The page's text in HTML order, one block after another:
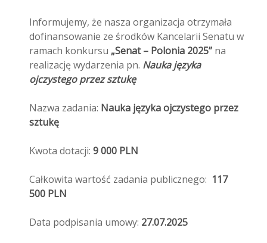
Informujemy, że nasza organizacja otrzymała
dofinansowanie ze środków Kancelarii Senatu w
ramach konkursu „Senat – Polonia 2025” na
realizację wydarzenia pn. Nauka języka
ojczystego przez sztukę
Nazwa zadania: Nauka języka ojczystego przez
sztukę
Kwota dotacji: 9 000 PLN
Całkowita wartość zadania publicznego: 117
500 PLN
Data podpisania umowy: 27.07.2025